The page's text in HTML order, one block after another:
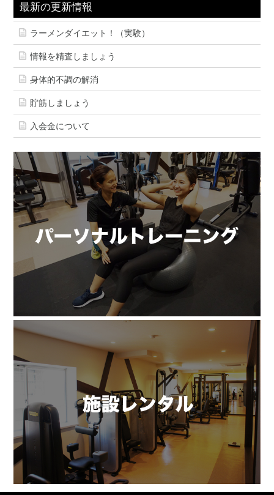
最新の更新情報
ラーメンダイエット！（実験）
情報を精査しましょう
身体的不調の解消
貯筋しましょう
入会金について